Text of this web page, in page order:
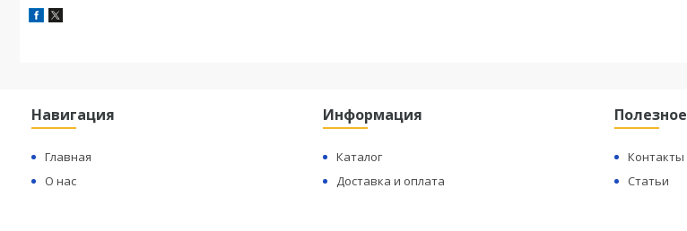
Навигация
Главная
О нас
Информация
Каталог
Доставка и оплата
Полезное
Контакты
Статьи